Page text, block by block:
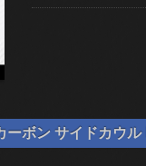
ーボン サイドカウ